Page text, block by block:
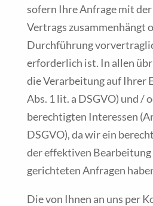
sofern Ihre Anfrage mit
Vertrags zusammenhängt
Durchführung
erforderlich ist. In allen
die Verarbeitung auf Ihrer
Abs. 1 lit. a DSGVO) und /
berechtigten Interessen
DSGVO), da wir ein
der effektiven Bearbeitung
gerichteten Anfragen
Die von Ihnen an uns per